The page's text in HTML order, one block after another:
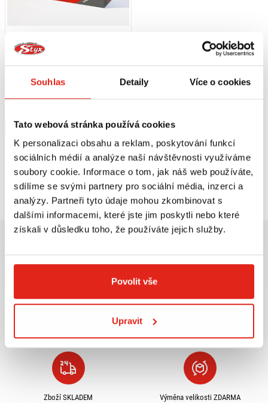
Souhlas Detaily Více o cookies
Tato webová stránka používá cookies
K personalizaci obsahu a reklam, poskytování funkcí
sociálních médií a analýze naší návštěvnosti využíváme
soubory cookie. Informace o tom, jak náš web používáte,
sdílíme se svými partnery pro sociální média, inzerci a
analýzy. Partneři tyto údaje mohou zkombinovat s
dalšími informacemi, které jste jim poskytli nebo které
získali v důsledku toho, že používáte jejich služby.
Povolit vše
Upravit
1 039 Kč s DPH
KETTENMAX PRAČKA NA ŘETĚZ
PREMIUM LIGHT
Koupit
Prohlédli jste si3z3produktů
příslušenství ihned k
objednávky nad 2499 kč v
Zboží SKLADEM
Výměna velikosti ZDARMA